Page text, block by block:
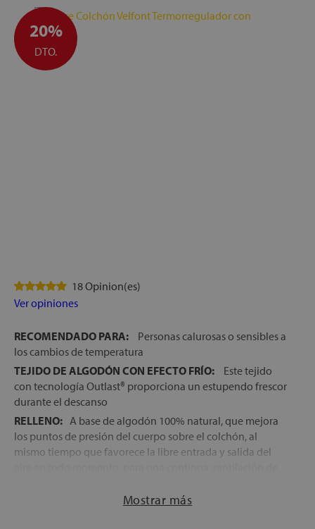
20%
DTO.
18 Opinion(es)
Ver opiniones
RECOMENDADO PARA:
Personas calurosas o sensibles a
los cambios de temperatura
TEJIDO DE ALGODÓN CON EFECTO FRÍO:
Este tejido
con tecnología Outlast® proporciona un estupendo frescor
durante el descanso
RELLENO: A base de algodón 100% natural, que mejora
los puntos de presión del cuerpo sobre el colchón, al
mismo tiempo que favorece la libre entrada y salida del
TECNOLOGÍA OUTLAST®: Sistema termoregulador
Mostrar más